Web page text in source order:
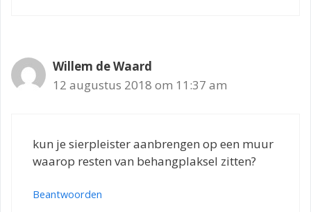
Willem de Waard
12 augustus 2018 om 11:37 am
kun je sierpleister aanbrengen op een muur
waarop resten van behangplaksel zitten?
Beantwoorden